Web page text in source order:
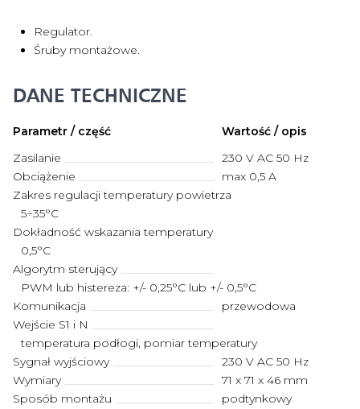
Regulator.
Śruby montażowe.
DANE TECHNICZNE
Parametr / część
Wartość / opis
Zasilanie
230 V AC 50 Hz
Obciążenie
max 0,5 A
Zakres regulacji temperatury powietrza
5÷35°C
Dokładność wskazania temperatury
0,5°C
Algorytm sterujący
PWM lub histereza: +/- 0,25°C lub +/- 0,5°C
Komunikacja
przewodowa
Wejście S1 i N
temperatura podłogi, pomiar temperatury
Sygnał wyjściowy
230 V AC 50 Hz
Wymiary
71 x 71 x 46 mm
Sposób montażu
podtynkowy